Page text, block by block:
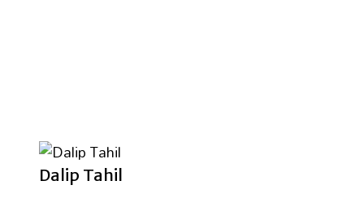
Dalip Tahil